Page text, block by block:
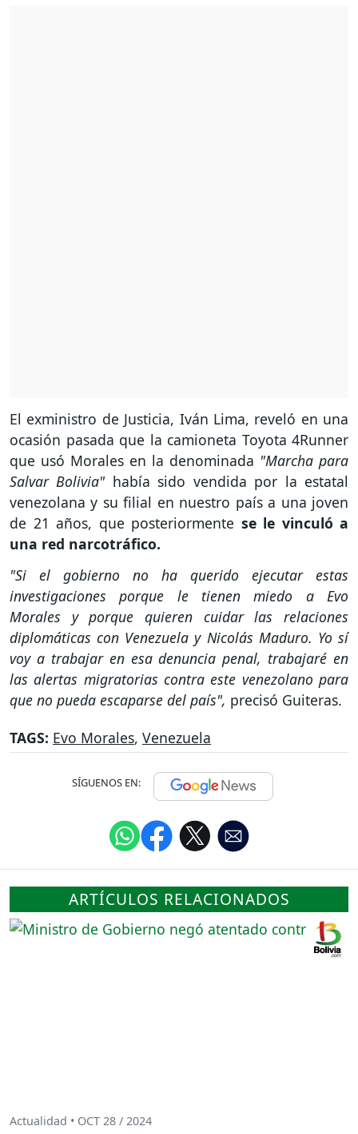
El exministro de Justicia, Iván Lima, reveló en una
ocasión pasada que la camioneta Toyota 4Runner
que usó Morales en la denominada "Marcha para
Salvar Bolivia"había sido vendida por la estatal
venezolana y su filial en nuestro país a una joven
de 21 años, que posteriormente se le vinculó a
una red narcotráfico.
"Si el gobierno no ha querido ejecutar estas
investigaciones porque le tienen miedo a Evo
Morales y porque quieren cuidar las relaciones
diplomáticas con Venezuela y Nicolás Maduro. Yo sí
voy a trabajar en esa denuncia penal, trabajaré en
las alertas migratorias contra este venezolano para
que no pueda escaparse del país", precisó Guiteras.
TAGS: Evo Morales, Venezuela
SÍGUENOS EN:
ARTÍCULOS RELACIONADOS
Actualidad • OCT 28 / 2024